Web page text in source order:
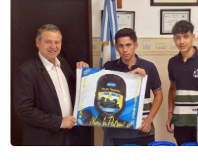
principal